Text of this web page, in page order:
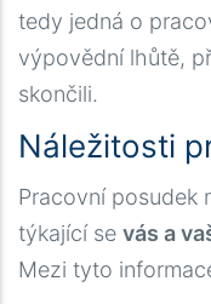
tedy jedná o
výpovědní lhůtě,
skončili.
Náležitosti
Pracovní posudek
týkající se vás a
Mezi tyto